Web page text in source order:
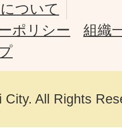
ついて
ポリシー
組織
City. All Rights